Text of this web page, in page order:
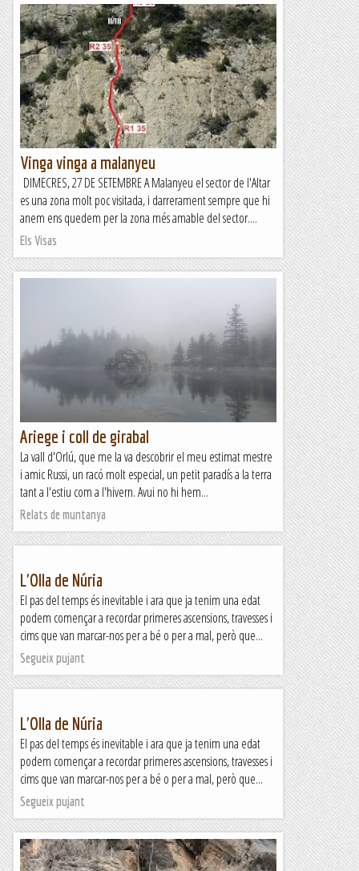
Vinga vinga a malanyeu
DIMECRES, 27 DE SETEMBRE A Malanyeu el sector de l'Altar
es una zona molt poc visitada, i darrerament sempre que hi
anem ens quedem per la zona més amable del sector....
Els Visas
Ariege i coll de girabal
La vall d'Orlú, que me la va descobrir el meu estimat mestre
i amic Russi, un racó molt especial, un petit paradís a la terra
tant a l'estiu com a l'hivern. Avui no hi hem...
Relats de muntanya
L'Olla de Núria
El pas del temps és inevitable i ara que ja tenim una edat
podem començar a recordar primeres ascensions, travesses i
cims que van marcar-nos per a bé o per a mal, però que...
Segueix pujant
L'Olla de Núria
El pas del temps és inevitable i ara que ja tenim una edat
podem començar a recordar primeres ascensions, travesses i
cims que van marcar-nos per a bé o per a mal, però que...
Segueix pujant